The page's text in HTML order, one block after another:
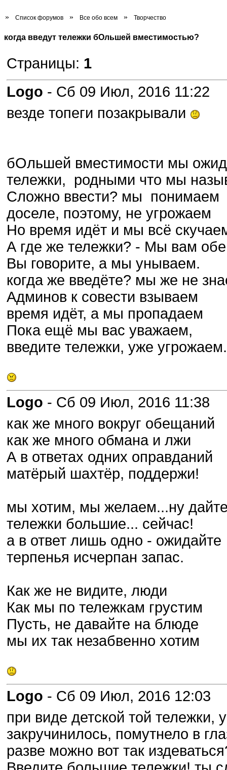
» Список форумов » Все обо всем » Творчество
когда введут тележки бОльшей вместимостью?
Страницы: 1
Logo - Сб 09 Июл, 2016 11:22
везде топеги позакрывали
бОльшей вместимости мы
тележки, родными что мы
Сложно ввести? мы понимаем
доселе, поэтому, не угрожаем
Но время идёт и мы всё
А где же тележки? - Мы вам
Вы говорите, а мы унываем.
когда же введёте? мы же не
Админов к совести взываем
время идёт, а мы пропадаем
Пока ещё мы вас уважаем,
введите тележки, уже угрожаем.
Logo - Сб 09 Июл, 2016 11:38
как же много вокруг обещаний
как же много обмана и лжи
А в ответах одних оправданий
матёрый шахтёр, поддержи!
мы хотим, мы желаем...ну
тележки большие... сейчас!
а в ответ лишь одно - ожидайте
терпенья исчерпан запас.
Как же не видите, люди
Как мы по тележкам грустим
Пусть, не давайте на блюде
мы их так незабвенно хотим
Logo - Сб 09 Июл, 2016 12:03
при виде детской той тележки,
закручинилось, помутнело в
разве можно вот так